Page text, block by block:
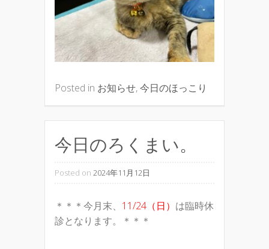
Posted in お知らせ,今日のほっこり
今日のろくまい。
Posted on 2024年11月12日
＊＊＊今月末、 11/24（日） は臨時休
診となります。＊＊＊